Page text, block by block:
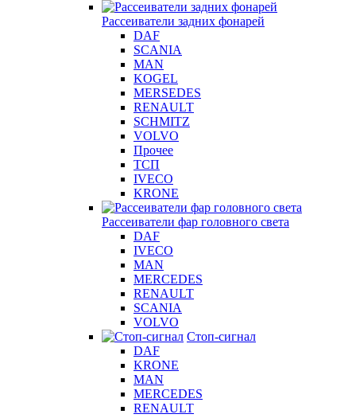
Рассеиватели задних фонарей
DAF
SCANIA
MAN
KOGEL
MERSEDES
RENAULT
SCHMITZ
VOLVO
Прочее
ТСП
IVECO
KRONE
Рассеиватели фар головного света
DAF
IVECO
MAN
MERCEDES
RENAULT
SCANIA
VOLVO
Стоп-сигнал
DAF
KRONE
MAN
MERCEDES
RENAULT